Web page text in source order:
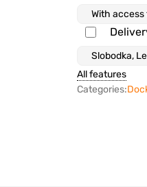
All features
Categories: